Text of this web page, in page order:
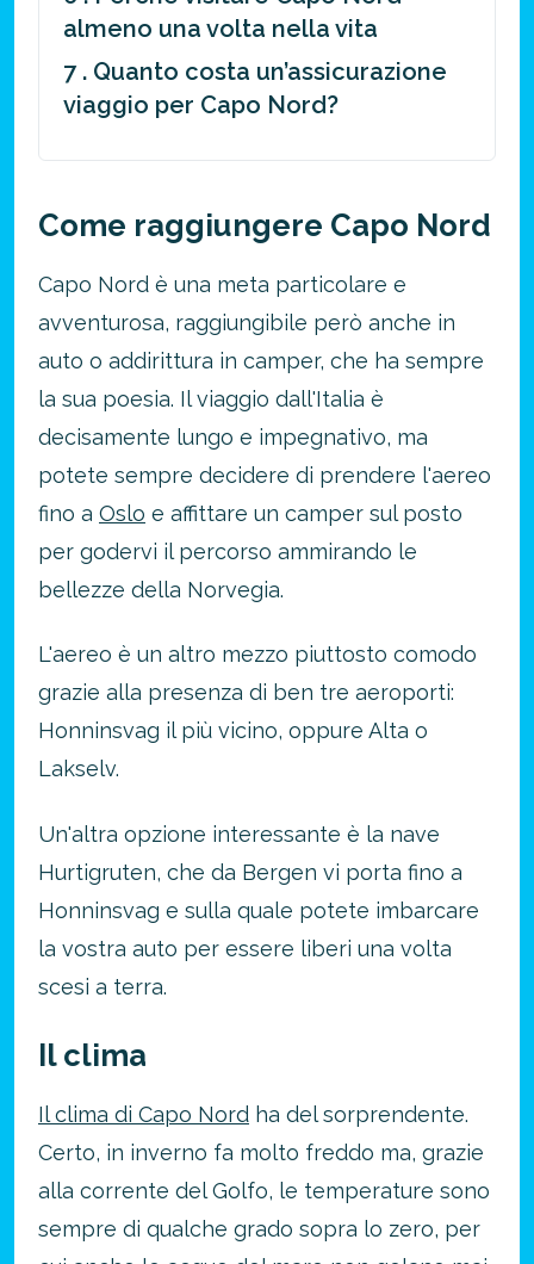
almeno una volta nella vita
7 . Quanto costa un’assicurazione
viaggio per Capo Nord?
Come raggiungere Capo Nord
Capo Nord è una meta particolare e
avventurosa, raggiungibile però anche in
auto o addirittura in camper, che ha sempre
la sua poesia. Il viaggio dall'Italia è
decisamente lungo e impegnativo, ma
potete sempre decidere di prendere l'aereo
fino a Oslo e affittare un camper sul posto
per godervi il percorso ammirando le
bellezze della Norvegia.
L'aereo è un altro mezzo piuttosto comodo
grazie alla presenza di ben tre aeroporti:
Honninsvag il più vicino, oppure Alta o
Lakselv.
Un'altra opzione interessante è la nave
Hurtigruten, che da Bergen vi porta fino a
Honninsvag e sulla quale potete imbarcare
la vostra auto per essere liberi una volta
scesi a terra.
Il clima
Il clima di Capo Nord ha del sorprendente.
Certo, in inverno fa molto freddo ma, grazie
alla corrente del Golfo, le temperature sono
sempre di qualche grado sopra lo zero, per